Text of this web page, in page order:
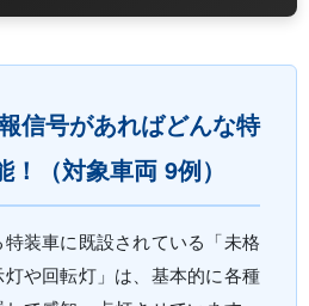
信号があればどんな特
（対象車両 9例）
装車に既設されている「未格
や回転灯」は、基本的に各種